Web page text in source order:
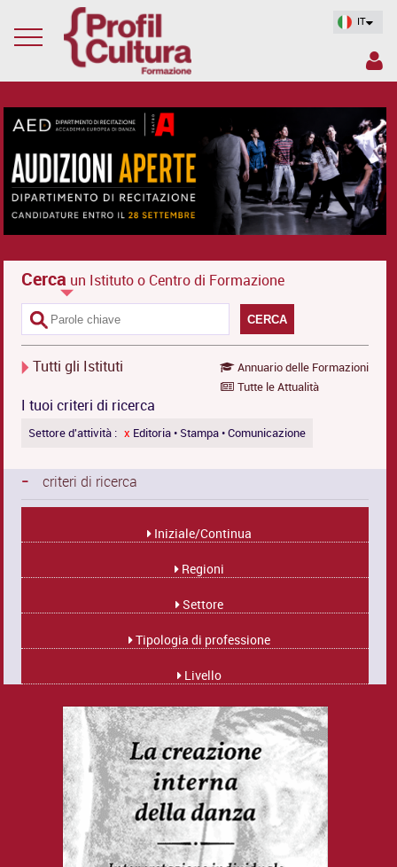
IT
Cerca un Istituto o Centro di Formazione
CERCA
Tutti gli Istituti
Annuario delle Formazioni
Tutte le Attualità
I tuoi criteri di ricerca
Settore d'attività : x Editoria • Stampa • Comunicazione
- criteri di ricerca
Iniziale/Continua
Regioni
Settore
Tipologia di professione
Livello